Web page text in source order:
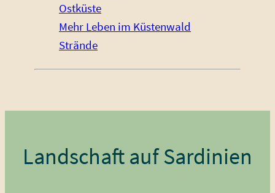
Ostküste
Mehr Leben im Küstenwald
Strände
Landschaft auf Sardinien